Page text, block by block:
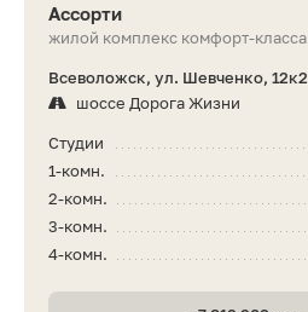
Ассорти
жилой комплекс комфорт-класса
Всеволожск, ул. Шевченко, 12к2
шоссе Дорога Жизни
Студии
1-комн.
2-комн.
3-комн.
4-комн.